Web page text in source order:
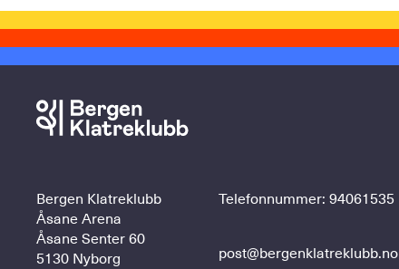
Bergen Klatreklubb
Åsane Arena
Åsane Senter 60
5130 Nyborg
Telefonnummer: 94061535
post@bergenklatreklubb.no